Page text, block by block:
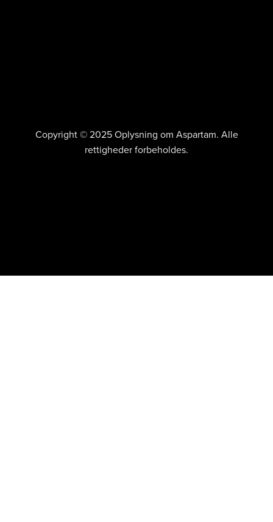
Copyright © 2025 Oplysning om Aspartam. Alle
rettigheder forbeholdes.